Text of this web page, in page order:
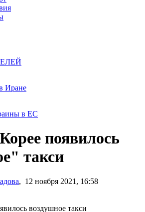
Иране
в ЕС
появилось
такси
, 12 ноября 2021, 16:58